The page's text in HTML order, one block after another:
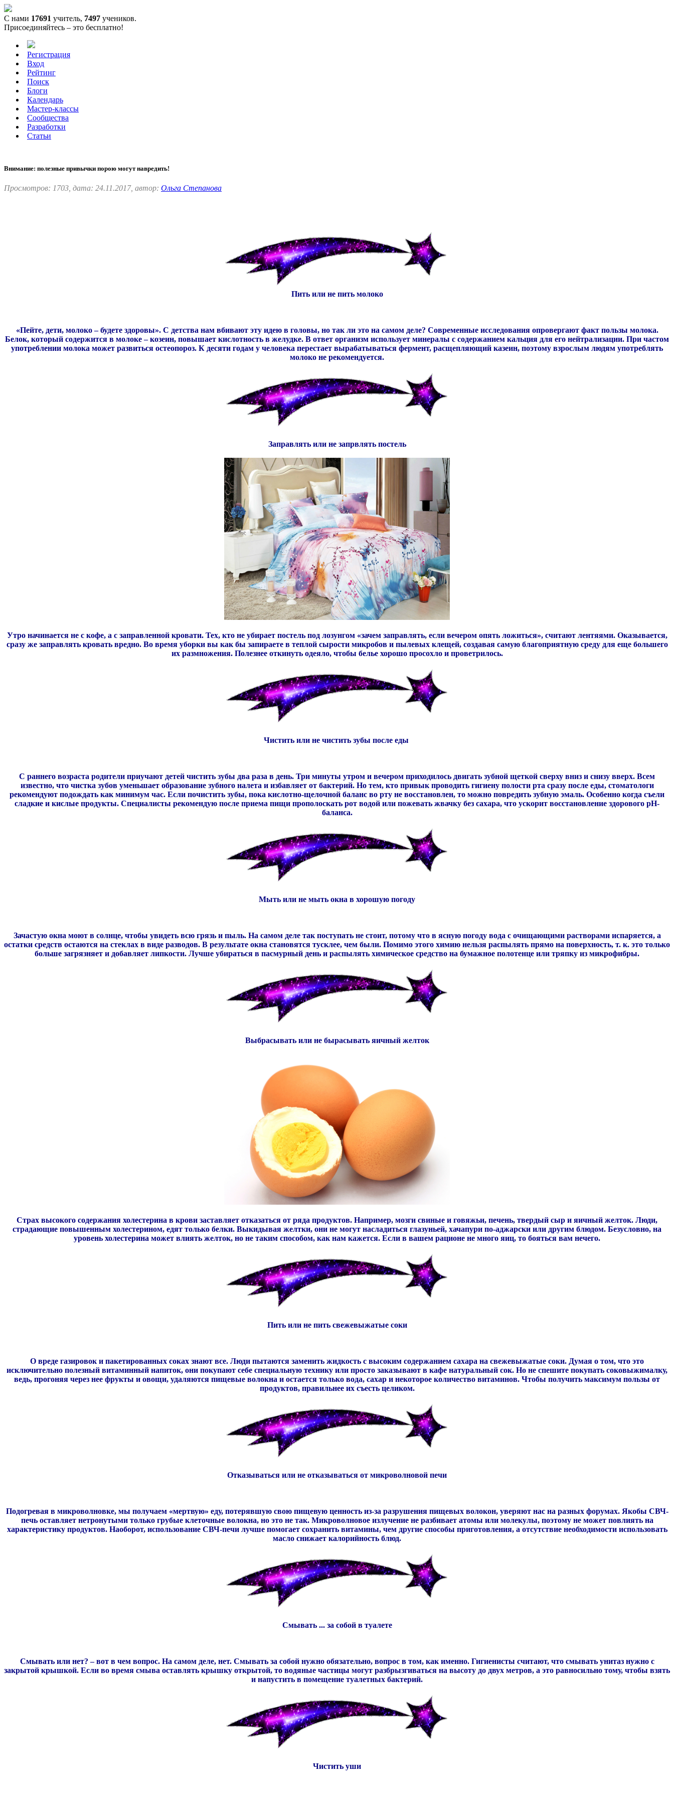
С нами 17691 учитель, 7497 учеников.
Присоединяйтесь – это бесплатно!
Регистрация
Вход
Рейтинг
Поиск
Блоги
Календарь
Мастер-классы
Сообщества
Разработки
Статьи
Внимание: полезные привычки порою могут навредить!
Просмотров: 1703, дата: 24.11.2017, автор: Ольга Степанова
Пить или не пить молоко
«Пейте, дети, молоко – будете здоровы». С детства нам вбивают эту идею в головы, но так ли это на самом деле? Современные исследования опровергают факт пользы молока.
Белок, который содержится в молоке – козеин, повышает кислотность в желудке. В ответ организм использует минералы с содержанием кальция для его нейтрализации. При частом
употреблении молока может развиться остеопороз. К десяти годам у человека перестает вырабатываться фермент, расщепляющий казеин, поэтому взрослым людям употреблять
молоко не рекомендуется.
Заправлять или не запрвлять постель
Утро начинается не с кофе, а с заправленной кровати. Тех, кто не убирает постель под лозунгом «зачем заправлять, если вечером опять ложиться», считают лентяями. Оказывается,
сразу же заправлять кровать вредно. Во время уборки вы как бы запираете в теплой сырости микробов и пылевых клещей, создавая самую благоприятную среду для еще большего
их размножения. Полезнее откинуть одеяло, чтобы белье хорошо просохло и проветрилось.
Чистить или не чистить зубы после еды
С раннего возраста родители приучают детей чистить зубы два раза в день. Три минуты утром и вечером приходилось двигать зубной щеткой сверху вниз и снизу вверх. Всем
известно, что чистка зубов уменьшает образование зубного налета и избавляет от бактерий. Но тем, кто привык проводить гигиену полости рта сразу после еды, стоматологи
рекомендуют подождать как минимум час. Если почистить зубы, пока кислотно-щелочной баланс во рту не восстановлен, то можно повредить зубную эмаль. Особенно когда съели
сладкие и кислые продукты. Специалисты рекомендую после приема пищи прополоскать рот водой или пожевать жвачку без сахара, что ускорит восстановление здорового pH-
баланса.
Мыть или не мыть окна в хорошую погоду
Зачастую окна моют в солнце, чтобы увидеть всю грязь и пыль. На самом деле так поступать не стоит, потому что в ясную погоду вода с очищающими растворами испаряется, а
остатки средств остаются на стеклах в виде разводов. В результате окна становятся тусклее, чем были. Помимо этого химию нельзя распылять прямо на поверхность, т. к. это только
больше загрязняет и добавляет липкости. Лучше убираться в пасмурный день и распылять химическое средство на бумажное полотенце или тряпку из микрофибры.
Выбрасывать или не бырасывать яичный желток
Страх высокого содержания холестерина в крови заставляет отказаться от ряда продуктов. Например, мозги свиные и говяжьи, печень, твердый сыр и яичный желток. Люди,
страдающие повышенным холестерином, едят только белки. Выкидывая желтки, они не могут насладиться глазуньей, хачапури по-аджарски или другим блюдом. Безусловно, на
уровень холестерина может влиять желток, но не таким способом, как нам кажется. Если в вашем рационе не много яиц, то бояться вам нечего.
Пить или не пить свежевыжатые соки
О вреде газировок и пакетированных соках знают все. Люди пытаются заменить жидкость с высоким содержанием сахара на свежевыжатые соки. Думая о том, что это
исключительно полезный витаминный напиток, они покупают себе специальную технику или просто заказывают в кафе натуральный сок. Но не спешите покупать соковыжималку,
ведь, прогоняя через нее фрукты и овощи, удаляются пищевые волокна и остается только вода, сахар и некоторое количество витаминов. Чтобы получить максимум пользы от
продуктов, правильнее их съесть целиком.
Отказываться или не отказываться от микроволновой печи
Подогревая в микроволновке, мы получаем «мертвую» еду, потерявшую свою пищевую ценность из-за разрушения пищевых волокон, уверяют нас на разных форумах. Якобы СВЧ-
печь оставляет нетронутыми только грубые клеточные волокна, но это не так. Микроволновое излучение не разбивает атомы или молекулы, поэтому не может повлиять на
характеристику продуктов. Наоборот, использование СВЧ-печи лучше помогает сохранить витамины, чем другие способы приготовления, а отсутствие необходимости использовать
масло снижает калорийность блюд.
Смывать ... за собой в туалете
Смывать или нет? – вот в чем вопрос. На самом деле, нет. Смывать за собой нужно обязательно, вопрос в том, как именно. Гигиенисты считают, что смывать унитаз нужно с
закрытой крышкой. Если во время смыва оставлять крышку открытой, то водяные частицы могут разбрызгиваться на высоту до двух метров, а это равносильно тому, чтобы взять
и напустить в помещение туалетных бактерий.
Чистить уши